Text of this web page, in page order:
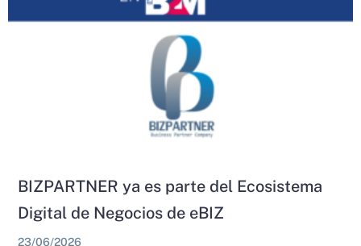
BIZPARTNER ya es parte del Ecosistema
Digital de Negocios de eBIZ
23/06/2026